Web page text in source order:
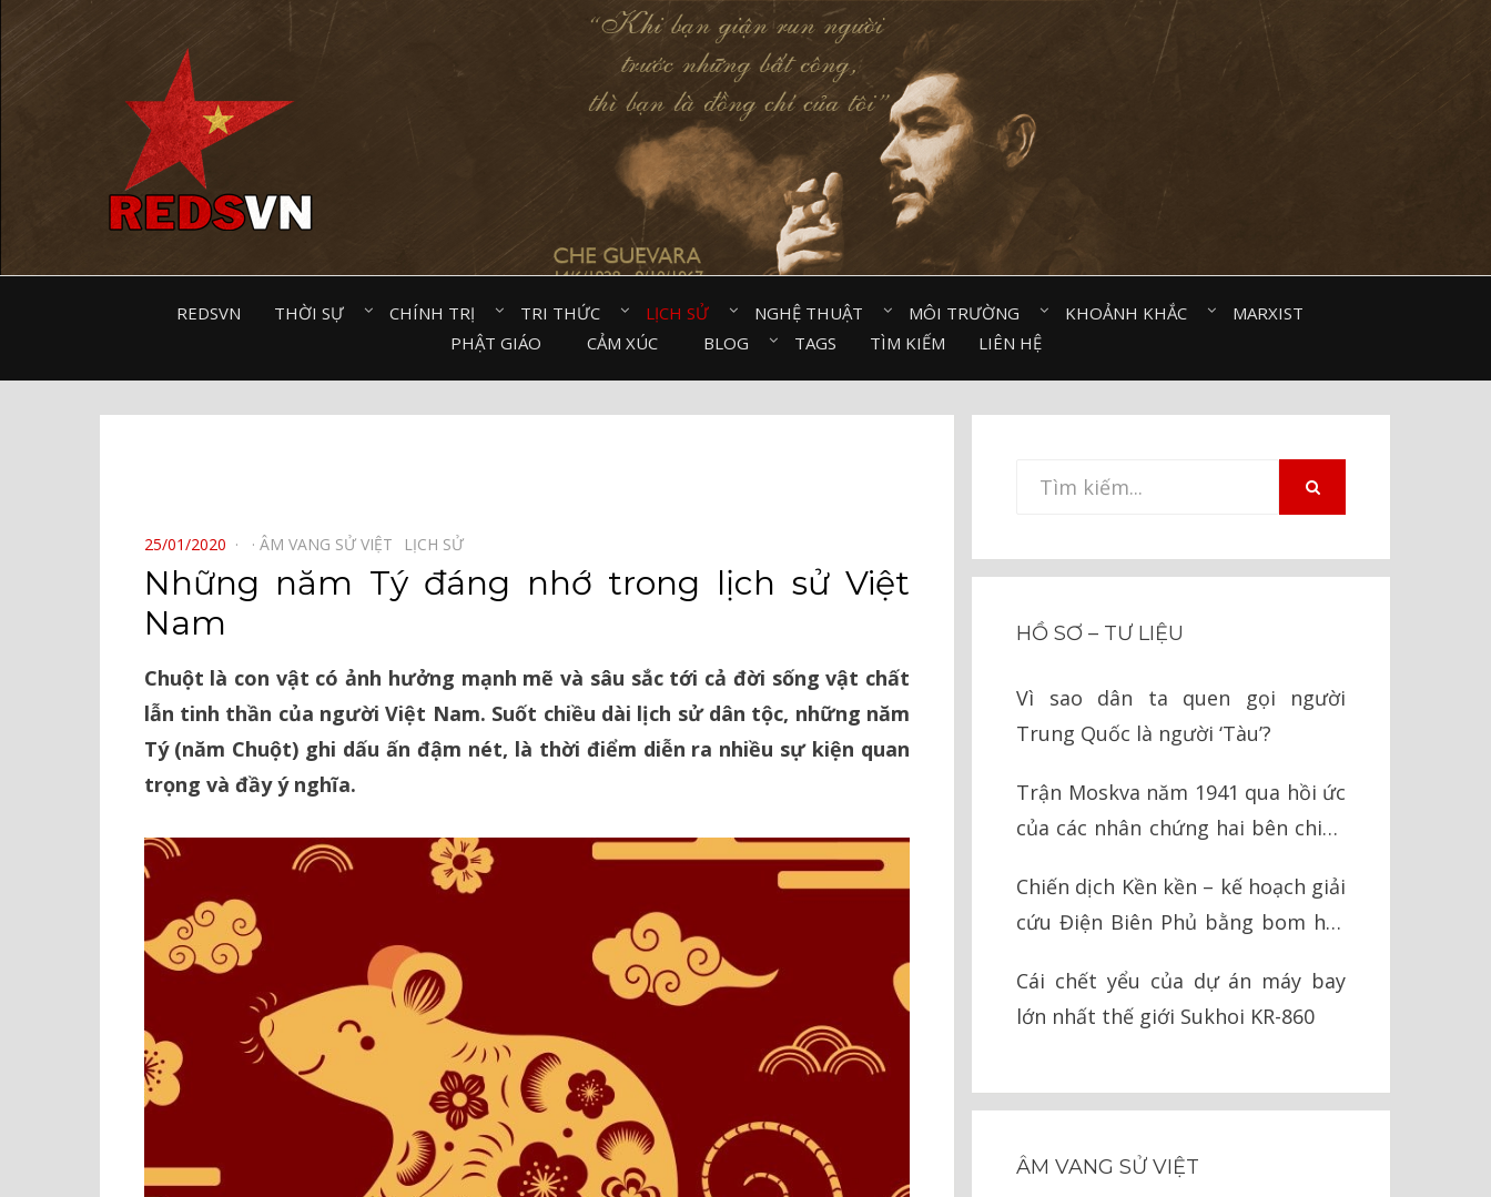
REDSVN THỜI SỰ⠀ CHÍNH TRỊ⠀ TRI THỨC⠀ LỊCH SỬ⠀ NGHỆ THUẬT⠀ MÔI TRƯỜNG⠀ KHOẢNH KHẮC⠀
MARXIST⠀
PHẬT GIÁO⠀
CẢM XÚC⠀ BLOG⠀ TAGS TÌM KIẾM LIÊN HỆ
POSTED
ON
25/01/2020 ÂM VANG SỬ VIỆT⠀ LỊCH SỬ⠀
Những năm Tý đáng nhớ trong lịch sử Việt
Nam
Chuột là con vật có ảnh hưởng mạnh mẽ và sâu sắc tới cả đời sống vật chất
lẫn tinh thần của người Việt Nam. Suốt chiều dài lịch sử dân tộc, những năm
Tý (năm Chuột) ghi dấu ấn đậm nét, là thời điểm diễn ra nhiều sự kiện quan
trọng và đầy ý nghĩa.
Tìm
HỒ SƠ – TƯ LIỆU
Vì sao dân ta quen gọi người
Trung Quốc là người ‘Tàu’?
Trận Moskva năm 1941 qua hồi ức
của các nhân chứng hai bên chiến
Chiến dịch Kền kền – kế hoạch giải
cứu Điện Biên Phủ bằng bom hạt
Cái chết yểu của dự án máy bay
lớn nhất thế giới Sukhoi KR-860
ÂM VANG SỬ VIỆT